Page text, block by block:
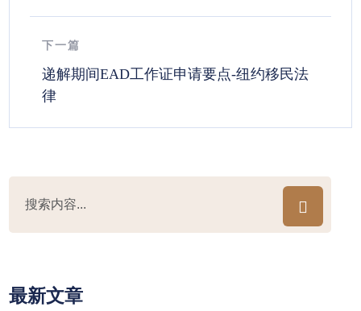
下一篇
递解期间EAD工作证申请要点-纽约移民法
律
最新文章